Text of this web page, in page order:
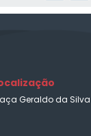
Geraldo da Silva